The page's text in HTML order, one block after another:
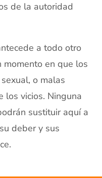
de la autoridad
a todo otro
momento en que los
o malas
los vicios. Ninguna
sustituir aquí a
deber y sus